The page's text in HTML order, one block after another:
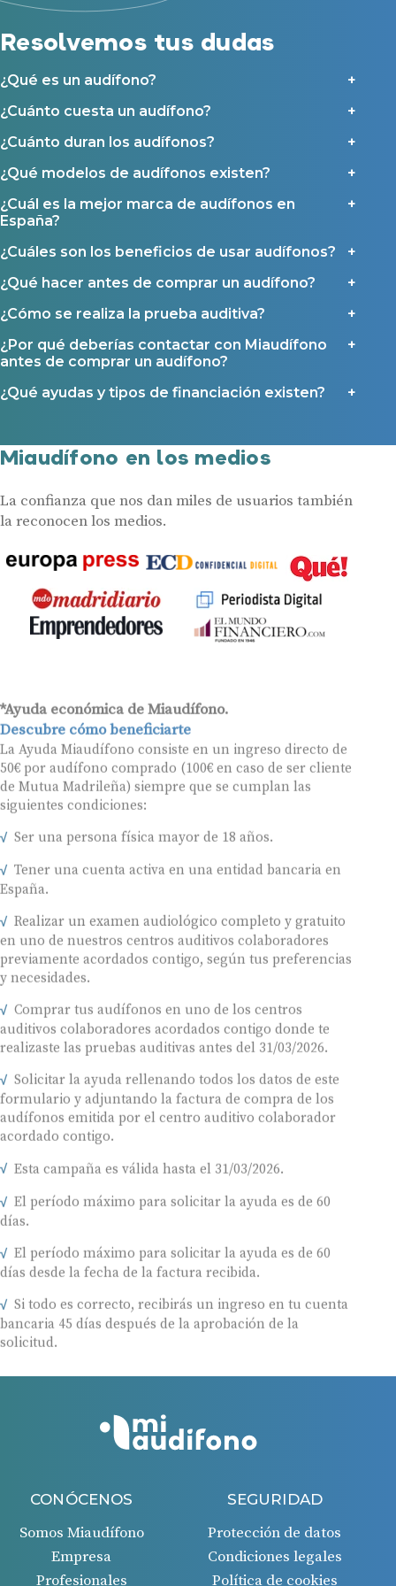
Resolvemos tus dudas
¿Qué es un audífono?
¿Cuánto cuesta un audífono?
¿Cuánto duran los audífonos?
¿Qué modelos de audífonos existen?
¿Cuál es la mejor marca de audífonos en
España?
¿Cuáles son los beneficios de usar audífonos?
¿Qué hacer antes de comprar un audífono?
¿Cómo se realiza la prueba auditiva?
¿Por qué deberías contactar con Miaudífono
antes de comprar un audífono?
¿Qué ayudas y tipos de financiación existen?
Miaudífono en los medios
La confianza que nos dan miles de usuarios también
la reconocen los medios.
*Ayuda económica de Miaudífono.
Descubre cómo beneficiarte
La Ayuda Miaudífono consiste en un ingreso directo de
50€ por audífono comprado (100€ en caso de ser cliente
de Mutua Madrileña) siempre que se cumplan las
siguientes condiciones:
Ser una persona física mayor de 18 años.
Tener una cuenta activa en una entidad bancaria en
España.
Realizar un examen audiológico completo y gratuito
en uno de nuestros centros auditivos colaboradores
previamente acordados contigo, según tus preferencias
y necesidades.
Comprar tus audífonos en uno de los centros
auditivos colaboradores acordados contigo donde te
realizaste las pruebas auditivas antes del 31/03/2026.
Solicitar la ayuda rellenando todos los datos de este
formulario y adjuntando la factura de compra de los
audífonos emitida por el centro auditivo colaborador
acordado contigo.
Esta campaña es válida hasta el 31/03/2026.
El período máximo para solicitar la ayuda es de 60
días.
El período máximo para solicitar la ayuda es de 60
días desde la fecha de la factura recibida.
Si todo es correcto, recibirás un ingreso en tu cuenta
bancaria 45 días después de la aprobación de la
solicitud.
CONÓCENOS
Somos Miaudífono
Empresa
Profesionales
SEGURIDAD
Protección de datos
Condiciones legales
Política de cookies
Ayudas para audífonos en Galicia
Ayudas y subvenciones en Asturias